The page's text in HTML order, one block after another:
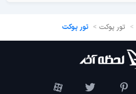
تور پوکت تور پوکت